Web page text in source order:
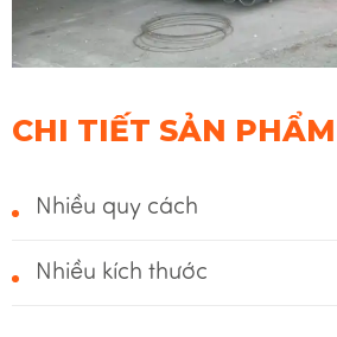
CHI TIẾT SẢN PHẨM
Nhiều quy cách
Nhiều kích thước